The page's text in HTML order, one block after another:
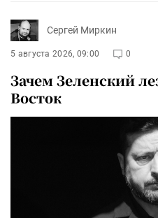
Сергей Миркин
5 августа 2026, 09:00 0
Зачем Зеленский
Восток